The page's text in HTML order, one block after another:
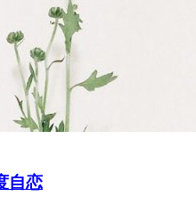
自恋